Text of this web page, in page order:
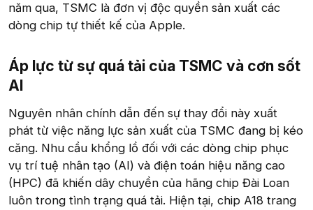
năm qua, TSMC là đơn vị độc quyền sản xuất các
dòng chip tự thiết kế của Apple.
Áp lực từ sự quá tải của TSMC và cơn sốt
AI​
Nguyên nhân chính dẫn đến sự thay đổi này xuất
phát từ việc năng lực sản xuất của TSMC đang bị kéo
căng. Nhu cầu khổng lồ đối với các dòng chip phục
vụ trí tuệ nhân tạo (AI) và điện toán hiệu năng cao
(HPC) đã khiến dây chuyền của hãng chip Đài Loan
luôn trong tình trạng quá tải. Hiện tại, chip A18 trang